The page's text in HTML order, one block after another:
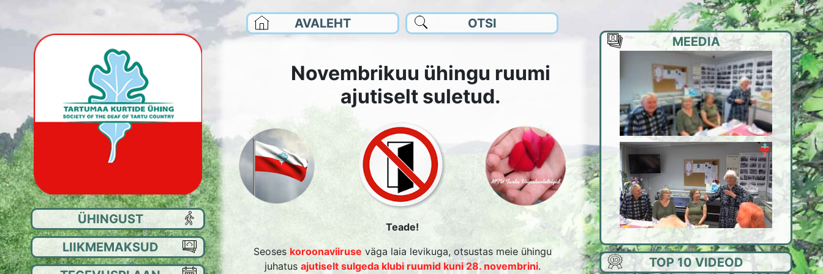
AVALEHT OTSI
Novembrikuu ühingu ruumi
ajutiselt suletud.
Teade!
Seoses koroonaviiruse väga laia levikuga, otsustas meie ühingu
juhatus ajutiselt sulgeda klubi ruumid kuni 28. novembrini.
ÜHINGUST
JUHATUS
LIIKMEMAKSUD
MEEDIA
TOP 10 VIDEOD